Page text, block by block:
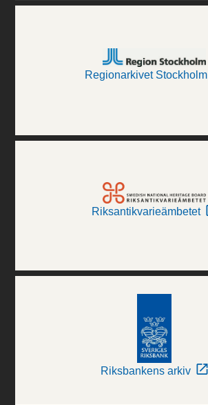
Regionarkivet Stockholm
Riksantikvarieämbetet
Riksbankens arkiv